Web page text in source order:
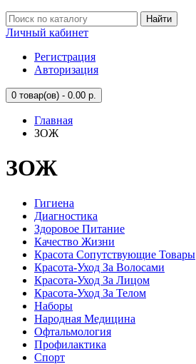
Найти
Личный кабинет
Регистрация
Авторизация
0 товар(ов) - 0.00 р.
Главная
ЗОЖ
ЗОЖ
Гигиена
Диагностика
Здоровое Питание
Качество Жизни
Красота Сопутствующие Товары
Красота-Уход За Волосами
Красота-Уход За Лицом
Красота-Уход За Телом
Наборы
Народная Медицина
Офтальмология
Профилактика
Спорт